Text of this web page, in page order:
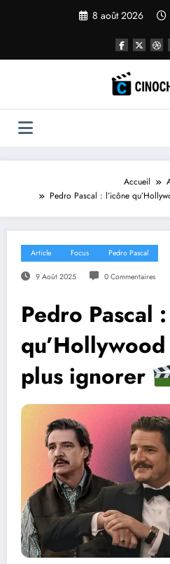
8 août 2026
Accueil
Pedro Pascal : l’icône
Article Focus Pedro Pascal
9 Août 2025 0 Commentaires
Pedro Pascal
plus ignorer